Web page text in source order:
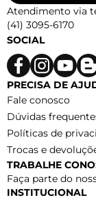
Atendimento via
(41) 3095-6170
SOCIAL
PRECISA DE
Fale conosco
Dúvidas
Políticas de
Trocas e
TRABALHE
Faça parte do
INSTITUCIONAL